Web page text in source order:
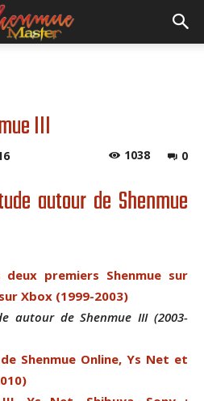
III
0
1038
autour de Shenmue
premiers Shenmue sur
Xbox (1999-2003)
autour de Shenmue III (2003-
Shenmue Online, Ys Net et